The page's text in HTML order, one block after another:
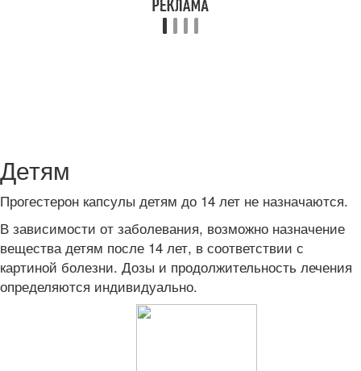
Детям
Прогестерон капсулы детям до 14 лет не назначаются.
В зависимости от заболевания, возможно назначение
вещества детям после 14 лет, в соответствии с
картиной болезни. Дозы и продолжительность лечения
определяются индивидуально.